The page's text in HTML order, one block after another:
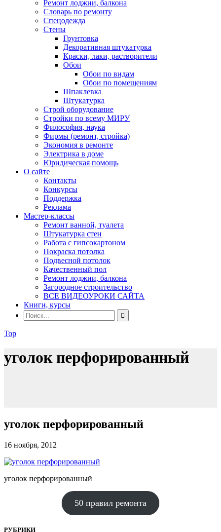
Ремонт лоджии, балкона
Словарь по ремонту
Спецодежда
Стены
Грунтовка
Декоративная штукатурка
Краски, лаки, растворители
Обои
Обои по видам
Обои по помещениям
Шпаклевка
Штукатурка
Строй оборудование
Стройки по всему МИРУ
Философия, наука
Фирмы (ремонт, стройка)
Экономия в ремонте
Электрика в доме
Юридическая помощь
О сайте
Контакты
Конкурсы
Поддержка
Реклама
Мастер-классы
Ремонт ванной, туалета
Штукатурка стен
Работа с гипсокартоном
Покраска потолка
Подвесной потолок
Качественный пол
Ремонт лоджии, балкона
Загородное строительство
ВСЕ ВИДЕОУРОКИ САЙТА
Книги, курсы
Top
уголок перфорированный
уголок перфорированный
16 ноября, 2012
уголок перфорированный
50 правил ремонта
РУБРИКИ